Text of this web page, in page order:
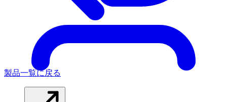
製品一覧に戻る